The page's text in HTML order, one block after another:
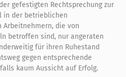
gefestigten Rechtsprechung zur
in der betrieblichen
Arbeitnehmern, die von
betroffen sind, nur angeraten
für ihren Ruhestand
gegen entsprechende
kaum Aussicht auf Erfolg.